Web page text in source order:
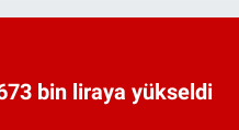
bin liraya yükseldi